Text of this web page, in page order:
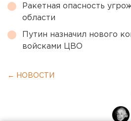
Ракетная опасность
области
Путин назначил нового
войсками ЦВО
← НОВОСТИ